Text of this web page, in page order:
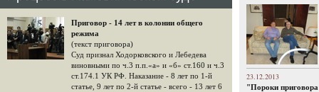
15.08.2014
конфискационным санкциям со
стороны государства, оказались под
защитой арбитражного суда"
Швейцарская газета "Neue Zuercher
Zeitung" о гаагском судебном
решении.
Приговор - 14 лет в колонии общего
режима
(текст приговора)
Суд признал Ходорковского и Лебедева
виновными по ч.3 п.п.«а» и «б» ст.160 и ч.3
ст.174.1 УК РФ. Наказание - 8 лет по 1-й
статье, 9 лет по 2-й статье - всего - 13 лет 6
23.12.2013
"Пороки приговора